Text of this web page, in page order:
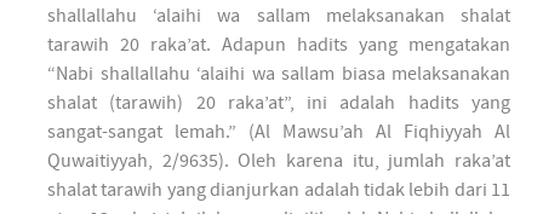
shallallahu ‘alaihi wa sallam melaksanakan shalat
tarawih 20 raka’at. Adapun hadits yang mengatakan
“Nabi shallallahu ‘alaihi wa sallam biasa melaksanakan
shalat (tarawih) 20 raka’at”, ini adalah hadits yang
sangat-sangat lemah.” (Al Mawsu’ah Al Fiqhiyyah Al
Quwaitiyyah, 2/9635). Oleh karena itu, jumlah raka’at
shalat tarawih yang dianjurkan adalah tidak lebih dari 11